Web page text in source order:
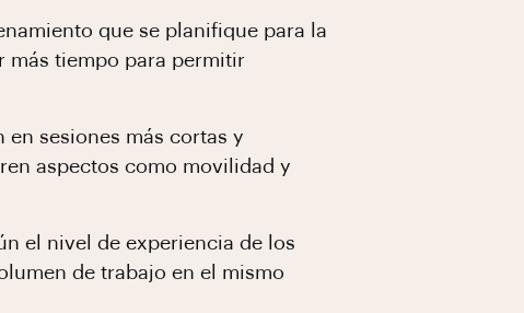
que se planifique para la
más tiempo para permitir
sesiones más cortas y
aspectos como movilidad y
el nivel de experiencia de los
de trabajo en el mismo